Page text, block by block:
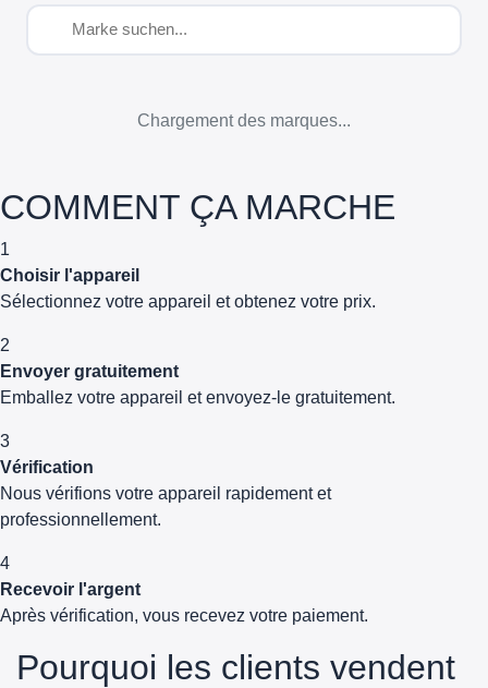
Chargement des marques...
COMMENT ÇA MARCHE
1
Choisir l'appareil
Sélectionnez votre appareil et obtenez votre prix.
2
Envoyer gratuitement
Emballez votre appareil et envoyez-le gratuitement.
3
Vérification
Nous vérifions votre appareil rapidement et
professionnellement.
4
Recevoir l'argent
Après vérification, vous recevez votre paiement.
Pourquoi les clients vendent